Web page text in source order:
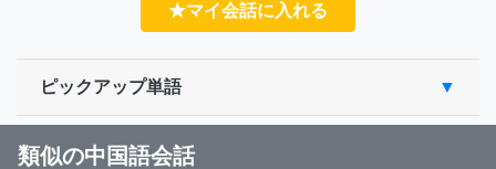
★マイ会話に入れる
ピックアップ単語
類似の中国語会話